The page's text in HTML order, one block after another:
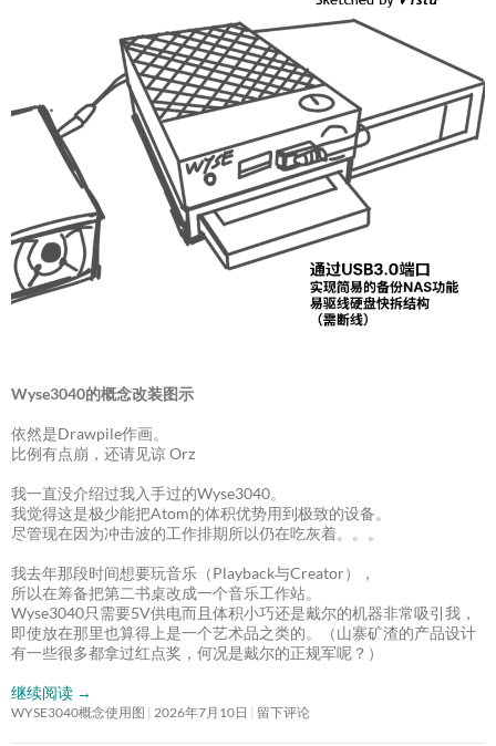
Wyse3040的概念改装图示
依然是Drawpile作画。
比例有点崩，还请见谅 Orz
我一直没介绍过我入手过的Wyse3040。
我觉得这是极少能把Atom的体积优势用到极致的设备。
尽管现在因为冲击波的工作排期所以仍在吃灰着。。。
我去年那段时间想要玩音乐（Playback与Creator），
所以在筹备把第二书桌改成一个音乐工作站。
Wyse3040只需要5V供电而且体积小巧还是戴尔的机器非常吸引我，
即使放在那里也算得上是一个艺术品之类的。（山寨矿渣的产品设计
有一些很多都拿过红点奖，何况是戴尔的正规军呢？）
继续阅读 →
WYSE3040概念使用图 2026年7月10日 留下评论